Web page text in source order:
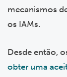
mecanismos
os IAMs.
Desde então,
obter uma